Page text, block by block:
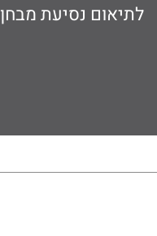
לתיאום נסיעת מבחן